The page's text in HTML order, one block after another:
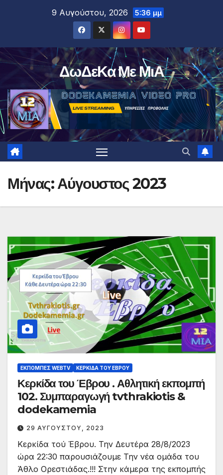
9 Αυγούστου, 2026 5:36 μμ
ΔωΔεΚα Με ΜιΑ
Μήνας:Αύγουστος 2023
ΕΚΠΟΜΠΈΣ WEBTV ΚΕΡΚΊΔΑ ΤΟΥ ΈΒΡΟΥ
Κερκίδα του Έβρου . Αθλητική εκπομπή
102. Συμπαραγωγή tvthrakiotis &
dodekamemia
29 ΑΥΓΟΎΣΤΟΥ, 2023
Κερκίδα τού Έβρου. Την Δευτέρα 28/8/2023
ώρα 22:30 παρουσιάζουμε Την νέα ομάδα του
Άθλο Ορεστιάδας.!!! Στην κάμερα της εκπομπής